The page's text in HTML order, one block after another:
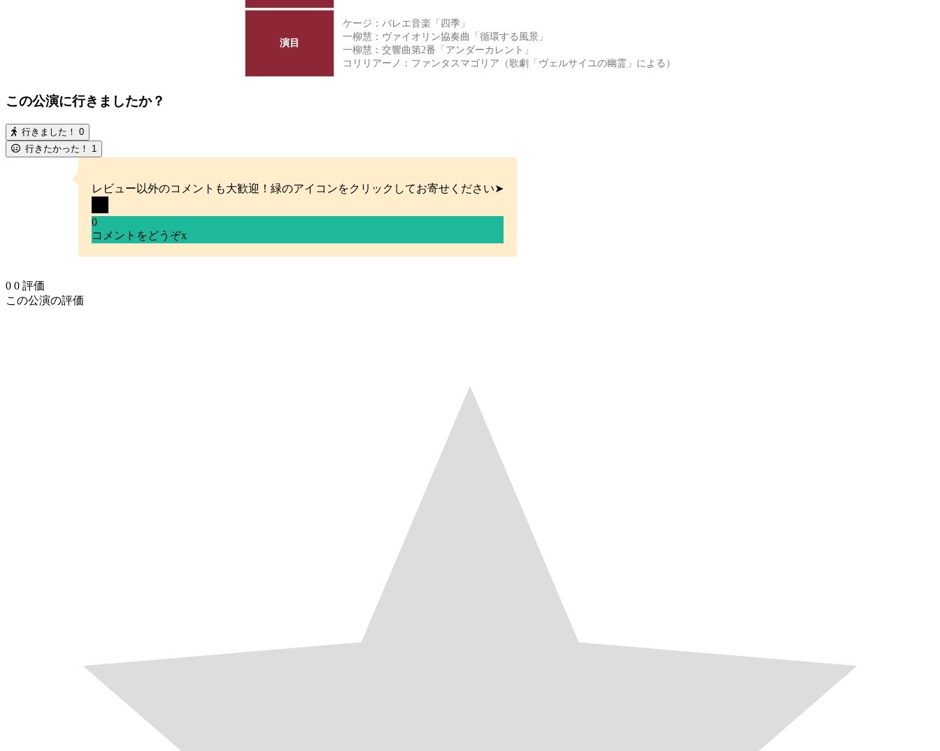
演目
ケージ：バレエ音楽「四季」
一柳慧：ヴァイオリン協奏曲「循環する風景」
一柳慧：交響曲第2番「アンダーカレント」
コリリアーノ：ファンタスマゴリア（歌劇「ヴェルサイユの幽霊」による）
この公演に行きましたか？
行きました！ 0
行きたかった！ 1
レビュー以外のコメントも大歓迎！緑のアイコンをクリックしてお寄せください➤
0
コメントをどうぞx
0 0 評価
この公演の評価